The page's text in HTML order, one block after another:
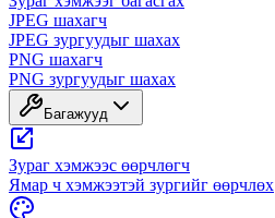
JPEG шахагч
JPEG зургуудыг шахах
PNG шахагч
PNG зургуудыг шахах
Багажууд
Зураг хэмжээс өөрчлөгч
Ямар ч хэмжээтэй зургийг өөрчлөх